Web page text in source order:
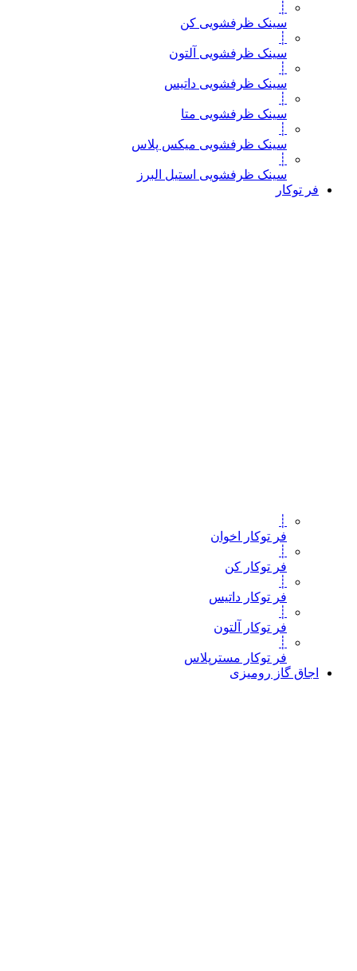
┊
سینک ظرفشویی کن
┊
سینک ظرفشویی آلتون
┊
سینک ظرفشویی داتیس
┊
سینک ظرفشویی متا
┊
سینک ظرفشویی میکس پلاس
┊
سینک ظرفشویی استیل البرز
فر توکار
┊
فر توکار اخوان
┊
فر توکار کن
┊
فر توکار داتیس
┊
فر توکار آلتون
┊
فر توکار مسترپلاس
اجاق گاز رومیزی